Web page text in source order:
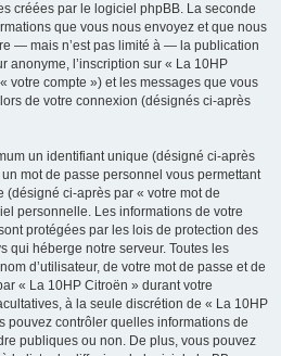
créées par le logiciel phpBB. La seconde
que vous nous envoyez et que nous
— mais n’est pas limité à — la publication
anonyme, l’inscription sur « La 10HP
votre compte ») et les messages que vous
de votre connexion (désignés ci-après
un identifiant unique (désigné ci-après
mot de passe personnel vous permettant
(désigné ci-après par « votre mot de
personnelle. Les informations de votre
protégées par les lois de protection des
qui héberge notre serveur. Toutes les
d’utilisateur, de votre mot de passe et de
« La 10HP Citroën » durant votre
à la seule discrétion de « La 10HP
pouvez contrôler quelles informations de
publiques ou non. De plus, vous pouvez